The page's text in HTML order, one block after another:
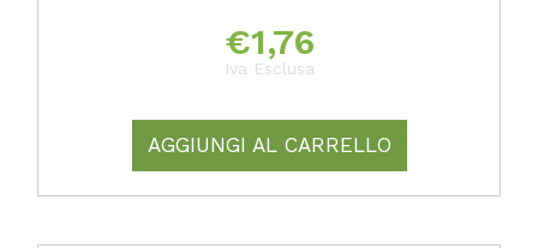
€1,76
Iva Esclusa
AGGIUNGI AL CARRELLO